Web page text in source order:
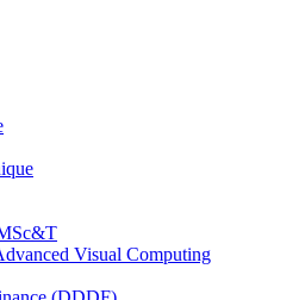
Visual Computing